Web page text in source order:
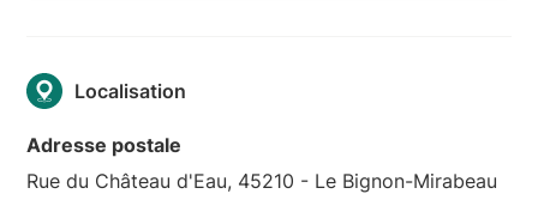
Localisation
Adresse postale
Rue du Château d'Eau, 45210 - Le Bignon-Mirabeau